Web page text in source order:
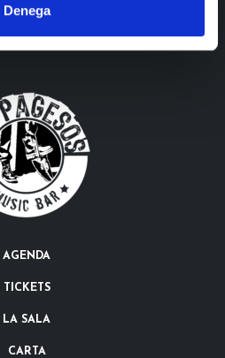
Denega
AGENDA
TICKETS
LA SALA
CARTA